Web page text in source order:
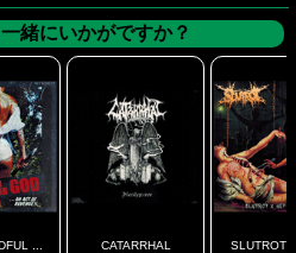
緒にいかがですか？
... CATARRHAL SLUTROT